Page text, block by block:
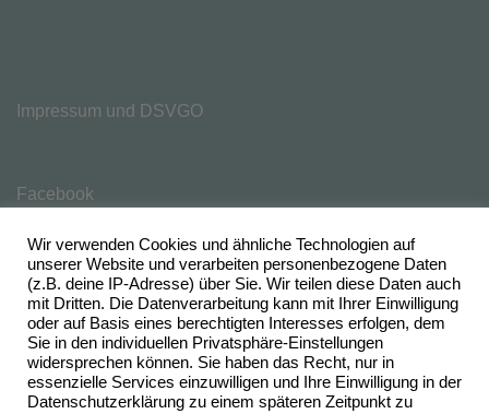
Impressum und DSVGO
Facebook
Wir verwenden Cookies und ähnliche Technologien auf
unserer Website und verarbeiten personenbezogene Daten
(z.B. deine IP-Adresse) über Sie. Wir teilen diese Daten auch
mit Dritten. Die Datenverarbeitung kann mit Ihrer Einwilligung
oder auf Basis eines berechtigten Interesses erfolgen, dem
Sie in den individuellen Privatsphäre-Einstellungen
widersprechen können. Sie haben das Recht, nur in
essenzielle Services einzuwilligen und Ihre Einwilligung in der
Datenschutzerklärung zu einem späteren Zeitpunkt zu